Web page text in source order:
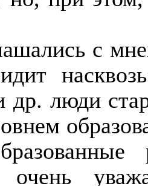
с
др. люди
очень